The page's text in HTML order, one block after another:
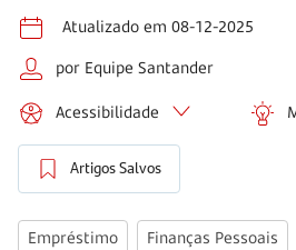
Atualizado em 08-12-2025
por Equipe Santander
Acessibilidade
Artigos Salvos
Empréstimo Finanças Pessoais